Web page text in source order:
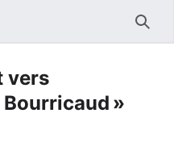
vers
»